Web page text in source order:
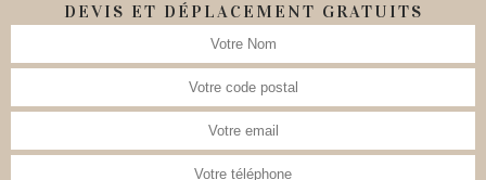
DEVIS ET DÉPLACEMENT GRATUITS